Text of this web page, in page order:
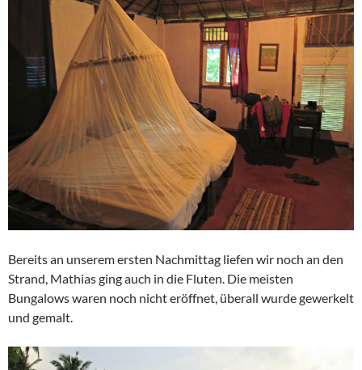
Bereits an unserem ersten Nachmittag liefen wir noch an den
Strand, Mathias ging auch in die Fluten. Die meisten
Bungalows waren noch nicht eröffnet, überall wurde gewerkelt
und gemalt.